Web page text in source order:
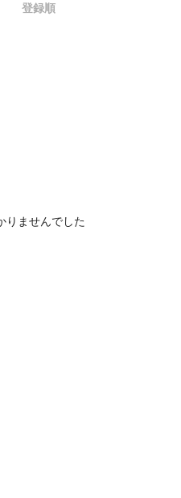
登録順
りませんでした